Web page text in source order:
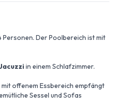
Personen. Der Poolbereich ist mit
in einem Schlafzimmer.
offenem Essbereich empfängt
Sessel und Sofas